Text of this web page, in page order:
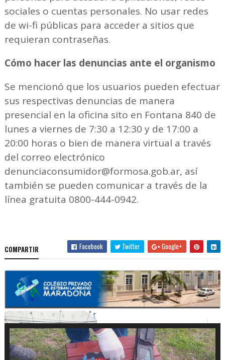
sociales o cuentas personales. No usar redes
de wi-fi públicas para acceder a sitios que
requieran contraseñas.
Cómo hacer las denuncias ante el organismo
Se mencionó que los usuarios pueden efectuar
sus respectivas denuncias de manera
presencial en la oficina sito en Fontana 840 de
lunes a viernes de 7:30 a 12:30 y de 17:00 a
20:00 horas o bien de manera virtual a través
del correo electrónico
denunciaconsumidor@formosa.gob.ar, así
también se pueden comunicar a través de la
línea gratuita 0800-444-0942.
COMPARTIR Facebook Twitter Google+